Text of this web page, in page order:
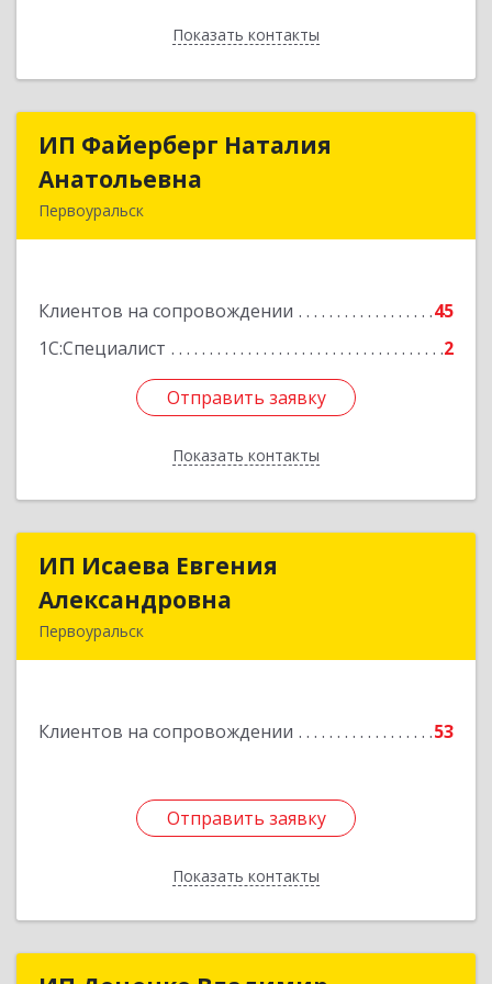
Показать контакты
Назад
ИП Файерберг Наталия
Анатольевна
Первоуральск
Клиентов на сопровождении
45
1С:Специалист
2
Отправить заявку
Показать контакты
ИП Файерберг Наталия
Подробнее
Отправить заявку
Назад
ИП Исаева Евгения
Александровна
Первоуральск
Клиентов на сопровождении 53
Отправить заявку
Показать контакты
ИП Исаева Евгения
Отправить заявку
Назад